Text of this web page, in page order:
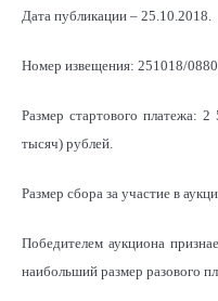
Дата публикации – 25.10.2018.
Номер извещения: 251018/
Размер стартового платежа:
тысяч) рублей.
Размер сбора за участие в
Победителем аукциона
наибольший размер разового